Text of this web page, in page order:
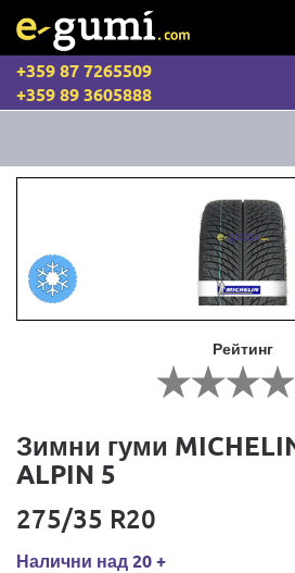
+359 87 7265509
+359 89 3605888
Рейтинг
Зимни гуми
ALPIN 5
275/35 R20
Налични над 20 +